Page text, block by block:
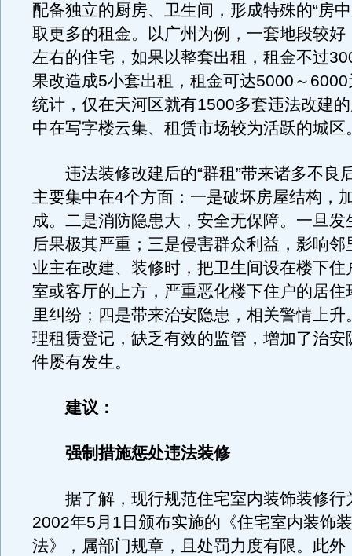
配备独立的厨房、卫生间，形成特殊的“房
取更多的租金。以广州为例，一套地段较好
左右的住宅，如果以整套出租，租金不过
果改造成5小套出租，租金可达5000～
统计，仅在天河区就有1500多套违法改建
中在写字楼云集、租赁市场较为活跃的城区
违法装修改建后的“群租”带来诸多不良
主要集中在4个方面：一是破坏房屋结构，
成。二是消防隐患大，安全无保障。一旦发
后果极其严重；三是侵害群众利益，影响邻
业主在改建、装修时，把卫生间设在楼下住
室或客厅的上方，严重恶化楼下住户的居住
里纠纷；四是带来治安隐患，相关警情上升
理租赁登记，缺乏有效的监管，增加了治安
件屡有发生。
建议：
强制措施惩处违法装修
据了解，现行规范住宅室内装饰装修行
2002年5月1日颁布实施的《住宅室内装饰
法》，属部门规章，且处罚力度有限。此外